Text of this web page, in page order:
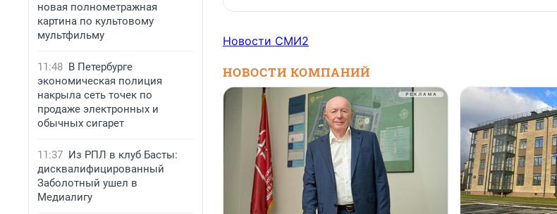
новая полнометражная
картина по культовому
мультфильму
11:48 В Петербурге
экономическая полиция
накрыла сеть точек по
продаже электронных и
обычных сигарет
11:37 Из РПЛ в клуб Басты:
дисквалифицированный
Заболотный ушел в
Медиалигу
Новости СМИ2
НОВОСТИ КОМПАНИЙ